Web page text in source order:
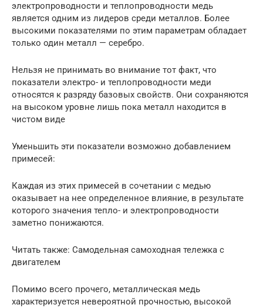
электропроводности и теплопроводности медь
является одним из лидеров среди металлов. Более
высокими показателями по этим параметрам обладает
только один металл — серебро.
Нельзя не принимать во внимание тот факт, что
показатели электро- и теплопроводности меди
относятся к разряду базовых свойств. Они сохраняются
на высоком уровне лишь пока металл находится в
чистом виде
Уменьшить эти показатели возможно добавлением
примесей:
Каждая из этих примесей в сочетании с медью
оказывает на нее определенное влияние, в результате
которого значения тепло- и электропроводности
заметно понижаются.
Читать также: Самодельная самоходная тележка с
двигателем
Помимо всего прочего, металлическая медь
характеризуется невероятной прочностью, высокой